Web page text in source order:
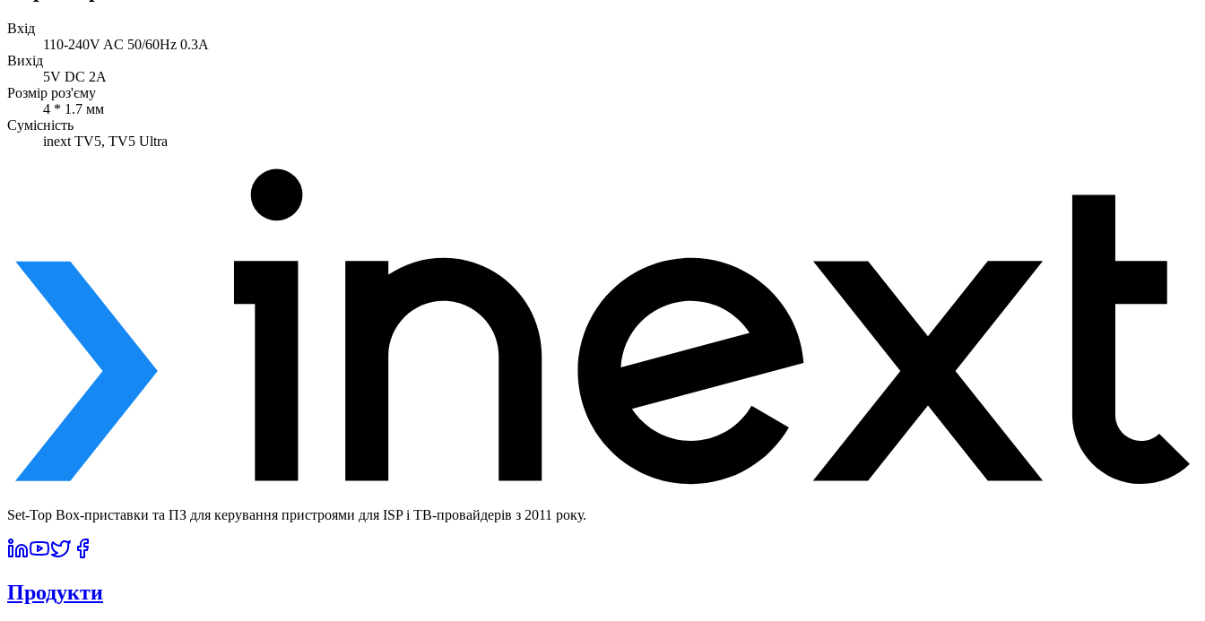
Вхід
110-240V AC 50/60Hz 0.3A
Вихід
5V DC 2A
Розмір роз'єму
4 * 1.7 мм
Сумісність
inext TV5, TV5 Ultra
Set-Top Box-приставки та ПЗ для керування пристроями для ISP і ТВ-провайдерів з 2011 року.
Продукти